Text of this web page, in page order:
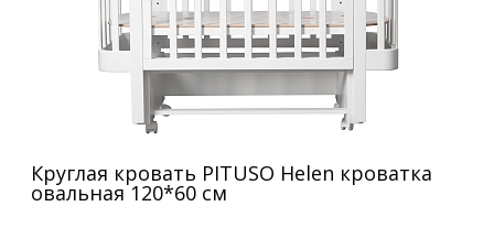
Круглая кровать PITUSO Helen кроватка
овальная 120*60 см